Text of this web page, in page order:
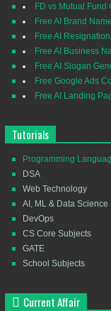
FD vs Mutual Fund
Free AI Brand
Free AI
Free AI Business
Free AI Slogan
Free Google Ads
Free AI Landing
Tutorials
Programming
DSA
Web Technology
AI, ML & Data Science
DevOps
CS Core Subjects
GATE
School Subjects
Current Affair